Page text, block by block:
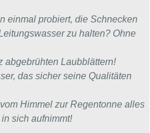
einmal probiert, die Schnecken
zu halten? Ohne
abgebrühten Laubblättern!
das sicher seine Qualitäten
Himmel zur Regentonne alles
sich aufnimmt!